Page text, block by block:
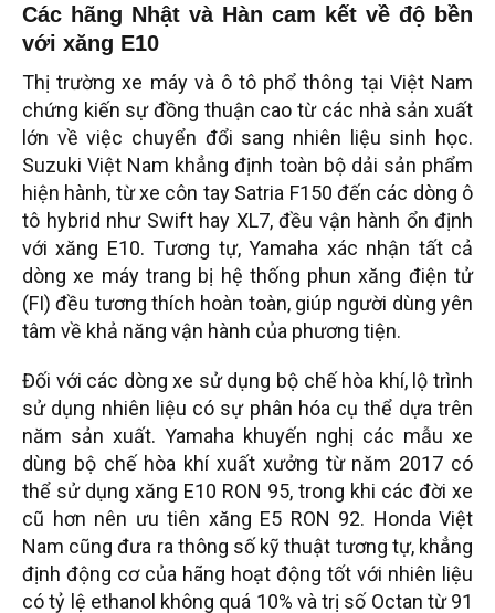
Các hãng Nhật và Hàn cam kết về độ bền
với xăng E10
Thị trường xe máy và ô tô phổ thông tại Việt Nam
chứng kiến sự đồng thuận cao từ các nhà sản xuất
lớn về việc chuyển đổi sang nhiên liệu sinh học.
Suzuki Việt Nam khẳng định toàn bộ dải sản phẩm
hiện hành, từ xe côn tay Satria F150 đến các dòng ô
tô hybrid như Swift hay XL7, đều vận hành ổn định
với xăng E10. Tương tự, Yamaha xác nhận tất cả
dòng xe máy trang bị hệ thống phun xăng điện tử
(FI) đều tương thích hoàn toàn, giúp người dùng yên
tâm về khả năng vận hành của phương tiện.
Đối với các dòng xe sử dụng bộ chế hòa khí, lộ trình
sử dụng nhiên liệu có sự phân hóa cụ thể dựa trên
năm sản xuất. Yamaha khuyến nghị các mẫu xe
dùng bộ chế hòa khí xuất xưởng từ năm 2017 có
thể sử dụng xăng E10 RON 95, trong khi các đời xe
cũ hơn nên ưu tiên xăng E5 RON 92. Honda Việt
Nam cũng đưa ra thông số kỹ thuật tương tự, khẳng
định động cơ của hãng hoạt động tốt với nhiên liệu
có tỷ lệ ethanol không quá 10% và trị số Octan từ 91